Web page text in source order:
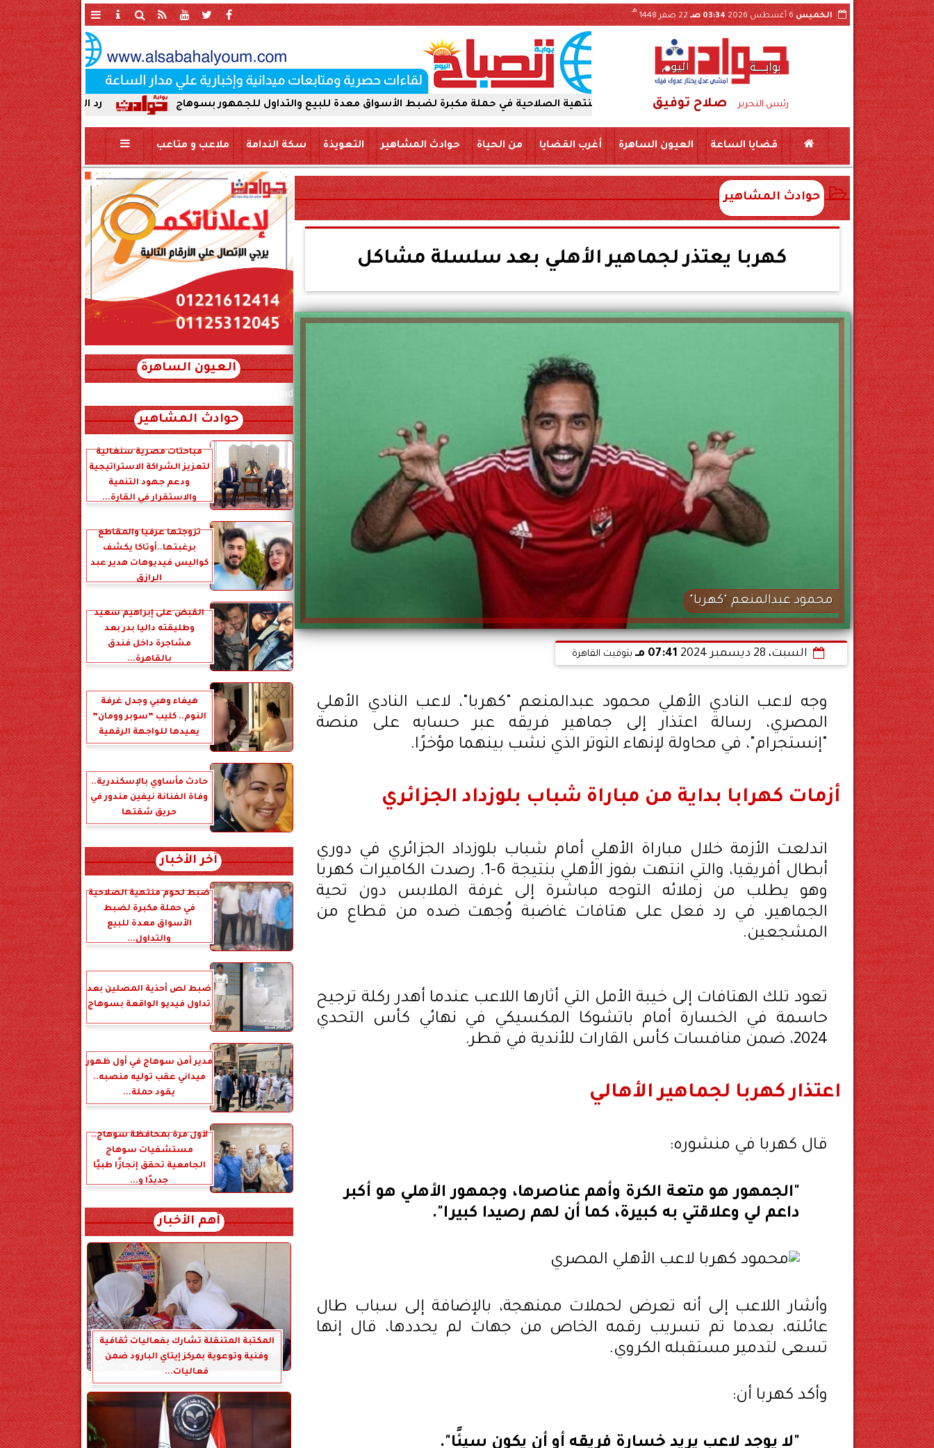
الخميس6 أغسطس 2026 03:34 صـ 22 صفر 1448
هـ
رئيس التحرير صلاح توفيق رد الجميل لأصحاب العطاء. إدارة ضبط لحوم منتهية الصلاحية في حملة مكبرة لضبط الأسواق معدة للبيع والتداول للجمهور بسوهاج فيديو الواقعة بسوهاج
قضايا الساعة العيون الساهرة أغرب القضايا من الحياة حوادث المشاهير التعويذة سكة الندامة ملاعب و متاعب
حوادث المشاهير
كهربا يعتذر لجماهير الأهلي بعد سلسلة مشاكل
محمود عبدالمنعم "كهربا"
السبت، 28 ديسمبر 2024 07:41 مـ بتوقيت القاهرة
وجه لاعب النادي الأهلي محمود عبدالمنعم "كهربا"، لاعب النادي الأهلي
المصري، رسالة اعتذار إلى جماهير فريقه عبر حسابه على منصة
"إنستجرام"، في محاولة لإنهاء التوتر الذي نشب بينهما مؤخرًا.
أزمات كهرابا بداية من مباراة شباب بلوزداد الجزائري
اندلعت الأزمة خلال مباراة الأهلي أمام شباب بلوزداد الجزائري في دوري
أبطال أفريقيا، والتي انتهت بفوز الأهلي بنتيجة 6-1. رصدت الكاميرات كهربا
وهو يطلب من زملائه التوجه مباشرة إلى غرفة الملابس دون تحية
الجماهير، في رد فعل على هتافات غاضبة وُجهت ضده من قطاع من
المشجعين.
تعود تلك الهتافات إلى خيبة الأمل التي أثارها اللاعب عندما أهدر ركلة ترجيح
حاسمة في الخسارة أمام باتشوكا المكسيكي في نهائي كأس التحدي
2024، ضمن منافسات كأس القارات للأندية في قطر.
اعتذار كهربا لجماهير الأهالي
قال كهربا في منشوره:
"الجمهور هو متعة الكرة وأهم عناصرها، وجمهور الأهلي هو أكبر
داعم لي وعلاقتي به كبيرة، كما أن لهم رصيدا كبيرا".
وأشار اللاعب إلى أنه تعرض لحملات ممنهجة، بالإضافة إلى سباب طال
عائلته، بعدما تم تسريب رقمه الخاص من جهات لم يحددها، قال إنها
تسعى لتدمير مستقبله الكروي.
وأكد كهربا أن:
"لا يوجد لاعب يريد خسارة فريقه أو أن يكون سيئًا".
العيون الساهرة
xml_json/rss/~12.xml x0n not found
حوادث المشاهير
مباحثات مصرية سنغالية
لتعزيز الشراكة الاستراتيجية
ودعم جهود التنمية
والاستقرار في القارة...
تزوجتها عرفياً والمقاطع
برغبتها..أوتاكا يكشف
كواليس فيديوهات هدير عبد
الرازق
القبض على إبراهيم سعيد
وطليقته داليا بدر بعد
مشاجرة داخل فندق
بالقاهرة...
هيفاء وهبي وجدل غرفة
النوم.. كليب ”سوبر وومان”
يعيدها للواجهة الرقمية
حادث مأساوي بالإسكندرية..
وفاة الفنانة نيفين مندور في
حريق شقتها
آخر الأخبار
ضبط لحوم منتهية الصلاحية
في حملة مكبرة لضبط
الأسواق معدة للبيع
والتداول...
ضبط لص أحذية المصلين بعد
تداول فيديو الواقعة بسوهاج
مدير أمن سوهاج في أول ظهور
ميداني عقب توليه منصبه..
يقود حملة...
لأول مرة بمحافظة سوهاج..
مستشفيات سوهاج
الجامعية تحقق إنجازًا طبيًا
جديدًا و...
أهم الأخبار
المكتبة المتنقلة تشارك بفعاليات ثقافية
وفنية وتوعوية بمركز إيتاي البارود ضمن
فعاليات...